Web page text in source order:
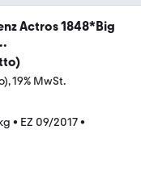
Actros 1848*Big
19% MwSt.
• EZ 09/2017•